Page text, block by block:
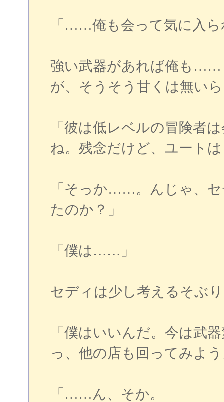
「……俺も会って気に入
強い武器があれば俺も
が、そうそう甘くは無い
「彼は低レベルの冒険者
ね。残念だけど、ユート
「そっか……。んじゃ、
たのか？」
「僕は……」
セディは少し考えるそぶ
「僕はいいんだ。今は
っ、他の店も回ってみよ
「……ん、そか。